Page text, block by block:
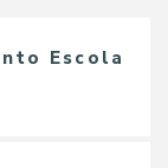
Escola